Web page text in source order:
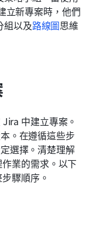
立新專案時，他們
組以及路線圖思維
中建立專案。
。在遵循這些步
選擇。清楚理解
業的需求。以下
驟順序。